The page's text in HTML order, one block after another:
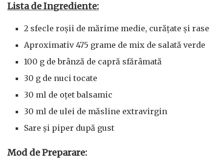
Lista de Ingrediente:
2 sfecle roșii de mărime medie, curățate și rase
Aproximativ 475 grame de mix de salată verde
100 g de brânză de capră sfărâmată
30 g de nuci tocate
30 ml de oțet balsamic
30 ml de ulei de măsline extravirgin
Sare și piper după gust
Mod de Preparare: